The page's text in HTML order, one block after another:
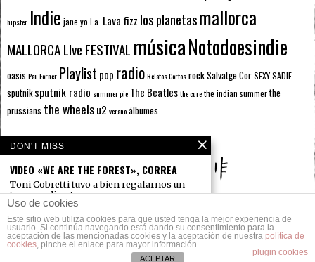
hipster Indie jane yo l.a. Lava fizz los planetasmallorca
MALLORCA LIve FESTIVAL músicaNotodoesindie
oasis Pau Forner Playlist pop radioRelatos CortosrockSalvatge CorSEXY SADIE
sputnik sputnik radio summer pie The Beatlesthe curethe indian summerthe
prussians the wheelsu2 veranoálbumes
© 2014 Todos los derechos reservados.
POLÍTICA DE PRIVACIDAD CONTACTO
Uso de cookies
Este sitio web utiliza cookies para que usted tenga la mejor experiencia de
usuario. Si continúa navegando está dando su consentimiento para la
aceptación de las mencionadas cookies y la aceptación de nuestra política de
cookies, pinche el enlace para mayor información.
plugin cookies
ACEPTAR
DON'T MISS
VIDEO «WE ARE THE FOREST», CORREA
Toni Cobretti tuvo a bien regalarnos un
tema en directo
ACÚSTICO DE SWEET POO SMELL: (LOVE ON
A WEDNESDAY NIGHT)
Segundo tema en acústico con el que